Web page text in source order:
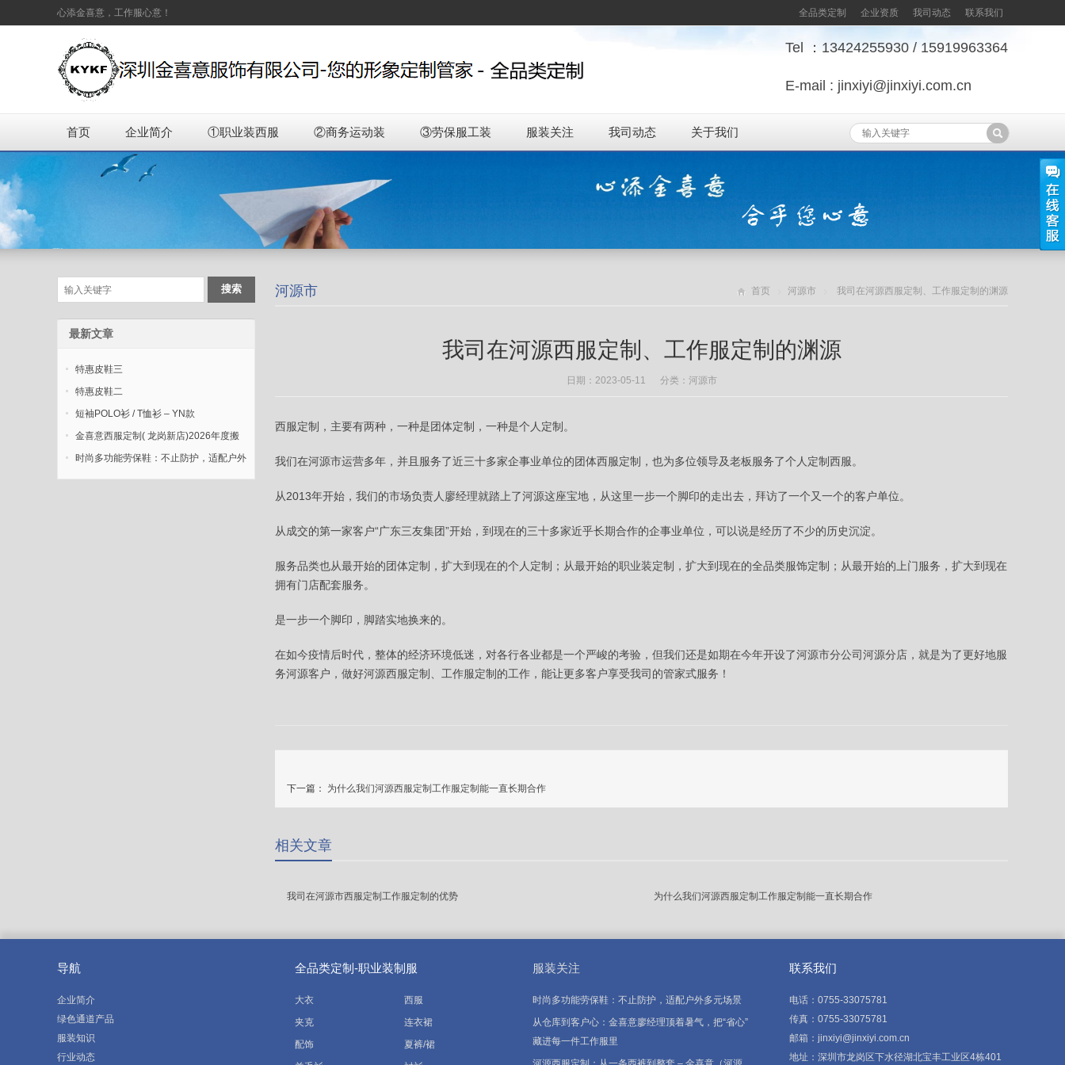
心添金喜意，工作服心意！ 全品类定制 企业资质 我司动态 联系我们
Tel ：13424255930 / 15919963364
E-mail : jinxiyi@jinxiyi.com.cn
首页 企业简介 ①职业装西服 ②商务运动装 ③劳保服工装 服装关注 我司动态 关于我们
河源市 首页 河源市 我司在河源西服定制、工作服定制的渊源
我司在河源西服定制、工作服定制的渊源
日期：2023-05-11 分类： 河源市
西服定制，主要有两种，一种是团体定制，一种是个人定制。
我们在河源市运营多年，并且服务了近三十多家企事业单位的团体西服定制，也为多位领导及老板服务了个人定制西服。
从2013年开始，我们的市场负责人廖经理就踏上了河源这座宝地，从这里一步一个脚印的走出去，拜访了一个又一个的客户单位。
从成交的第一家客户“广东三友集团”开始，到现在的三十多家近乎长期合作的企事业单位，可以说是经历了不少的历史沉淀。
服务品类也从最开始的团体定制，扩大到现在的个人定制；从最开始的职业装定制，扩大到现在的全品类服饰定制；从最开始的上门服务，扩大到现在
拥有门店配套服务。
是一步一个脚印，脚踏实地换来的。
在如今疫情后时代，整体的经济环境低迷，对各行各业都是一个严峻的考验，但我们还是如期在今年开设了河源市分公司河源分店，就是为了更好地服
务河源客户，做好河源西服定制、工作服定制的工作，能让更多客户享受我司的管家式服务！
下一篇： 为什么我们河源西服定制工作服定制能一直长期合作
相关文章
我司在河源市西服定制工作服定制的优势 为什么我们河源西服定制工作服定制能一直长期合作
最新文章
特惠皮鞋三
特惠皮鞋二
短袖POLO衫 / T恤衫 – YN款
金喜意西服定制( 龙岗新店)2026年度搬
迁新开业
时尚多功能劳保鞋：不止防护，适配户外
导航
企业简介
绿色通道产品
服装知识
行业动态
全品类定制-职业装制服
大衣
西服
夹克
连衣裙
配饰
夏裤/裙
服装关注
时尚多功能劳保鞋：不止防护，适配户外多元场景
从仓库到客户心：金喜意廖经理顶着暑气，把“省心”
藏进每一件工作服里
联系我们
电话：0755-33075781
传真：0755-33075781
邮箱：jinxiyi@jinxiyi.com.cn
地址：深圳市龙岗区下水径湖北宝丰工业区4栋401